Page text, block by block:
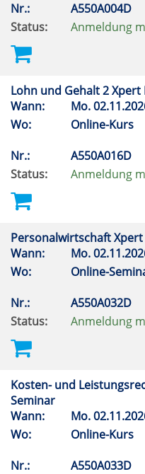
Nr.:
A550A004D
Status:
Anmeldung
Lohn und Gehalt 2
Wann:
Mo.
Wo:
Online-Kurs
Nr.:
A550A016D
Status:
Anmeldung
Personalwirtschaft
Wann:
Mo.
Wo:
Online-
Nr.:
A550A032D
Status:
Anmeldung
Kosten- und
Seminar
Wann:
Mo.
Wo:
Online-Kurs
Nr.:
A550A033D